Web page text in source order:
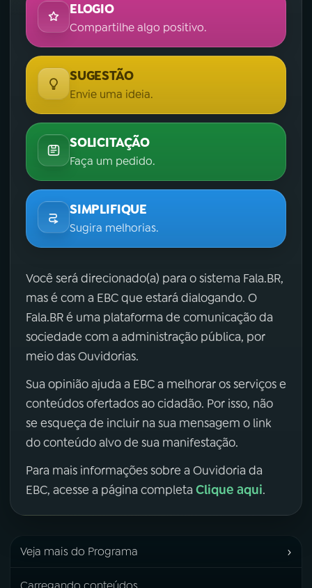
ELOGIO
Compartilhe algo positivo.
SUGESTÃO
Envie uma ideia.
SOLICITAÇÃO
Faça um pedido.
SIMPLIFIQUE
Sugira melhorias.
Você será direcionado(a) para o sistema Fala.BR,
mas é com a EBC que estará dialogando. O
Fala.BR é uma plataforma de comunicação da
sociedade com a administração pública, por
meio das Ouvidorias.
Sua opinião ajuda a EBC a melhorar os serviços e
conteúdos ofertados ao cidadão. Por isso, não
se esqueça de incluir na sua mensagem o link
do conteúdo alvo de sua manifestação.
Para mais informações sobre a Ouvidoria da
EBC, acesse a página completa Clique aqui.
Veja mais do Programa ›